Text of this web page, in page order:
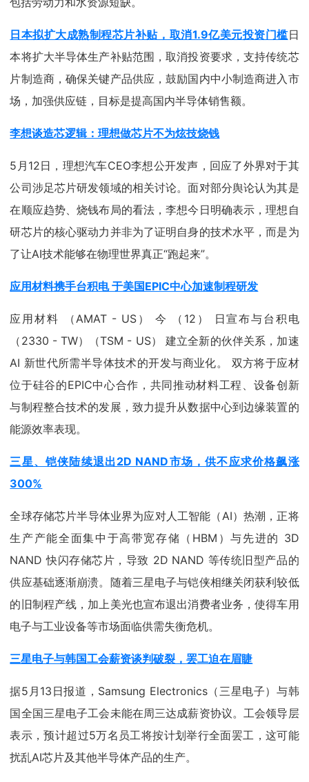
日本拟扩大成熟制程芯片补贴，取消1.9亿美元投资门槛日
本将扩大半导体生产补贴范围，取消投资要求，支持传统芯
片制造商，确保关键产品供应，鼓励国内中小制造商进入市
场，加强供应链，目标是提高国内半导体销售额。
李想谈造芯逻辑：理想做芯片不为炫技烧钱
5月12日，理想汽车CEO李想公开发声，回应了外界对于其
公司涉足芯片研发领域的相关讨论。面对部分舆论认为其是
在顺应趋势、烧钱布局的看法，李想今日明确表示，理想自
研芯片的核心驱动力并非为了证明自身的技术水平，而是为
了让AI技术能够在物理世界真正“跑起来”。
应用材料携手台积电 于美国EPIC中心加速制程研发
应用材料 （AMAT - US） 今 （12） 日宣布与台积电
（2330 - TW）（TSM - US） 建立全新的伙伴关系，加速
AI 新世代所需半导体技术的开发与商业化。 双方将于应材
位于硅谷的EPIC中心合作，共同推动材料工程、设备创新
与制程整合技术的发展，致力提升从数据中心到边缘装置的
能源效率表现。
三星、铠侠陆续退出2D NAND市场，供不应求价格飙涨
300%
全球存储芯片半导体业界为应对人工智能（AI）热潮，正将
生产产能全面集中于高带宽存储（HBM）与先进的 3D
NAND 快闪存储芯片，导致 2D NAND 等传统旧型产品的
供应基础逐渐崩溃。随着三星电子与铠侠相继关闭获利较低
的旧制程产线，加上美光也宣布退出消费者业务，使得车用
电子与工业设备等市场面临供需失衡危机。
三星电子与韩国工会薪资谈判破裂，罢工迫在眉睫
据5月13日报道，Samsung Electronics（三星电子）与韩
国全国三星电子工会未能在周三达成薪资协议。工会领导层
表示，预计超过5万名员工将按计划举行全面罢工，这可能
扰乱AI芯片及其他半导体产品的生产。